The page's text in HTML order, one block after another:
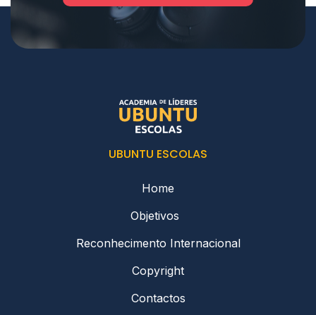
UBUNTU ESCOLAS
Home
Objetivos
Reconhecimento Internacional
Copyright
Contactos